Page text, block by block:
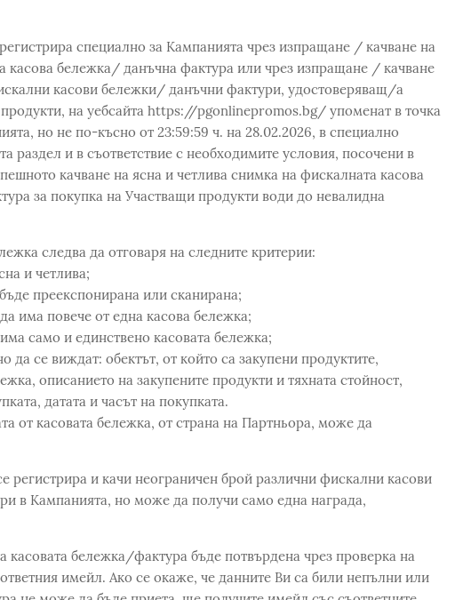
специално за Кампанията чрез изпращане / качване на
касова бележка/ данъчна фактура или чрез изпращане / качване
касови бележки/ данъчни фактури, удостоверяващ/а
на уебсайта https://pgonlinepromos.bg/ упоменат в точка
но не по-късно от 23:59:59 ч. на 28.02.2026, в специално
раздел и в съответствие с необходимите условия, посочени в
качване на ясна и четлива снимка на фискалната касова
за покупка на Участващи продукти води до невалидна
следва да отговаря на следните критерии:
и четлива;
преекспонирана или сканирана;
има повече от една касова бележка;
само и единствено касовата бележка;
да се виждат: обектът, от който са закупени продуктите,
описанието на закупените продукти и тяхната стойност,
датата и часът на покупката.
от касовата бележка, от страна на Партньора, може да
регистрира и качи неограничен брой различни фискални касови
в Кампанията, но може да получи само една награда,
касовата бележка/фактура бъде потвърдена чрез проверка на
имейл. Ако се окаже, че данните Ви са били непълни или